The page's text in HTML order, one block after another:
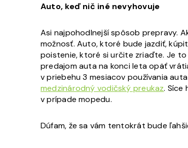
Auto, keď nič iné nevyhovuje
Asi najpohodlnejší spôsob prepravy.
možnosť. Auto, ktoré bude jazdiť,
poistenie, ktoré si určite zriaďte. Je to
predajom auta na konci leta opäť
v priebehu 3 mesiacov používania
medzinárodný vodičský preukaz. Síce
v prípade mopedu.
Dúfam, že sa vám tentokrát bude